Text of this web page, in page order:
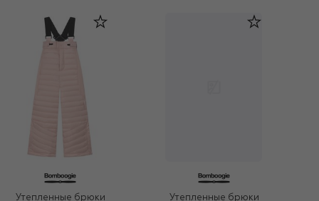
Утепленные брюки Утепленные брюки